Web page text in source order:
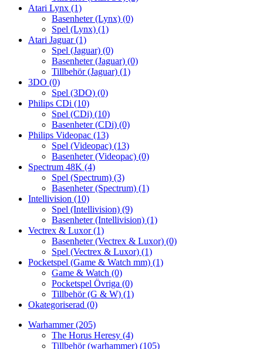
Atari Lynx (1)
Basenheter (Lynx) (0)
Spel (Lynx) (1)
Atari Jaguar(1)
Spel (Jaguar) (0)
Basenheter (Jaguar) (0)
Tillbehör (Jaguar) (1)
3DO (0)
Spel (3DO) (0)
Philips CDi (10)
Spel (CDi) (10)
Basenheter (CDi) (0)
Philips Videopac (13)
Spel (Videopac) (13)
Basenheter (Videopac) (0)
Spectrum 48K (4)
Spel (Spectrum) (3)
Basenheter (Spectrum) (1)
Intellivision (10)
Spel (Intellivision) (9)
Basenheter (Intellivision) (1)
Vectrex & Luxor(1)
Basenheter (Vectrex & Luxor) (0)
Spel (Vectrex & Luxor) (1)
Pocketspel (Game & Watch mm) (1)
Game & Watch (0)
Pocketspel Övriga (0)
Tillbehör (G & W) (1)
Okategoriserad (0)
Warhammer(205)
The Horus Heresy (4)
Tillbehör (warhammer) (105)